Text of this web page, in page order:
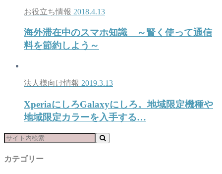
お役立ち情報 2018.4.13
海外滞在中のスマホ知識 ～賢く使って通信
料を節約しよう～
法人様向け情報 2019.3.13
XperiaにしろGalaxyにしろ。地域限定機種や
地域限定カラーを入手する…
カテゴリー